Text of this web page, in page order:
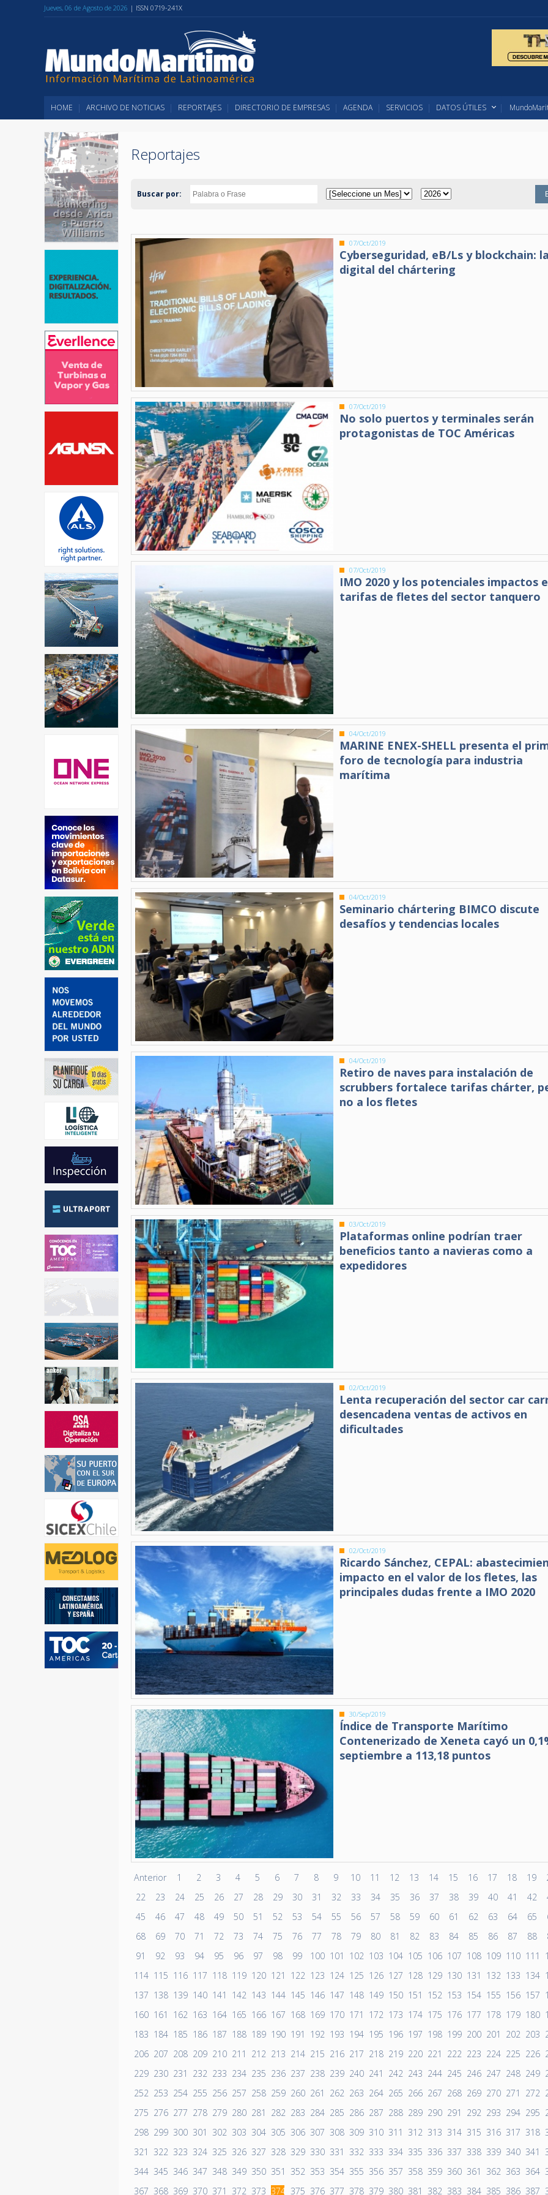
Jueves, 06 de Agosto de 2026 | ISSN 0719-241X
HOME ARCHIVO DE NOTICIAS REPORTAJES DIRECTORIO DE EMPRESAS AGENDA SERVICIOS DATOS ÚTILES
Reportajes
Buscar por:
07/Oct/2019
Cyberseguridad, eB/Ls y blockchain:
digital del chártering
07/Oct/2019
No solo puertos y terminales serán
protagonistas de TOC Américas
07/Oct/2019
IMO 2020 y los potenciales impactos
tarifas de fletes del sector tanquero
04/Oct/2019
MARINE ENEX-SHELL presenta el
foro de tecnología para industria
marítima
04/Oct/2019
Seminario chártering BIMCO discute
desafíos y tendencias locales
04/Oct/2019
Retiro de naves para instalación de
scrubbers fortalece tarifas chárter,
no a los fletes
03/Oct/2019
Plataformas online podrían traer
beneficios tanto a navieras como a
expedidores
02/Oct/2019
Lenta recuperación del sector car
desencadena ventas de activos en
dificultades
02/Oct/2019
Ricardo Sánchez, CEPAL:
impacto en el valor de los fletes, las
principales dudas frente a IMO 2020
30/Sep/2019
Índice de Transporte Marítimo
Contenerizado de Xeneta cayó un
septiembre a 113,18 puntos
Anterior 1 2 3 4 5 6 7 8 9 10 11 12 13 14 15 16 17 18 19
22
23 24 25 26 27 28 29 30 31 32 33 34 35 36 37 38 39 40 41 42
45
46 47 48 49 50 51 52 53 54 55 56 57 58 59 60 61 62 63 64 65
68
69 70 71 72 73 74 75 76 77 78 79 80 81 82 83 84 85 86 87 88
91
92 93 94 95 96 97 98 99 100 101 102 103 104 105 106 107 108 109 110 111
114 115 116 117 118 119 120 121 122 123 124 125 126 127 128 129 130 131 132 133 134
137 138 139 140 141 142 143 144 145 146 147 148 149 150 151 152 153 154 155 156 157
160 161 162 163 164 165 166 167 168 169 170 171 172 173 174 175 176 177 178 179 180
183 184 185 186 187 188 189 190 191 192 193 194 195 196 197 198 199 200 201 202 203
206 207 208 209 210 211 212 213 214 215 216 217 218 219 220 221 222 223 224 225 226
229 230 231 232 233 234 235 236 237 238 239 240 241 242 243 244 245 246 247 248 249
252 253 254 255 256 257 258 259 260 261 262 263 264 265 266 267 268 269 270 271 272
275 276 277 278 279 280 281 282 283 284 285 286 287 288 289 290 291 292 293 294 295
298 299 300 301 302 303 304 305 306 307 308 309 310 311 312 313 314 315 316 317 318
321
322 323 324 325 326 327 328 329 330 331 332 333 334 335 336 337 338 339 340 341
344 345 346 347 348 349 350 351 352 353 354 355 356 357 358 359 360 361 362 363 364
367 368 369 370 371 372 373 374 375 376 377 378 379 380 381 382 383 384 385 386 387